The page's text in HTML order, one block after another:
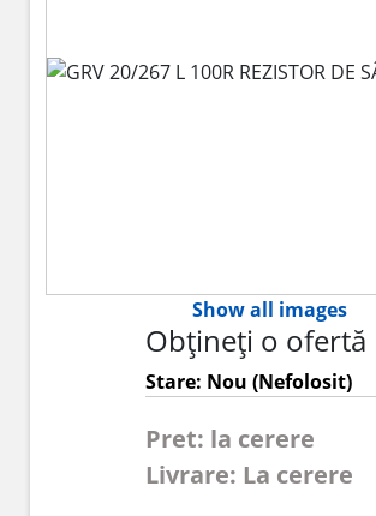
Show all images
Obțineți o ofertă
Stare: Nou (Nefolosit)
Pret: la cerere
Livrare: La cerere